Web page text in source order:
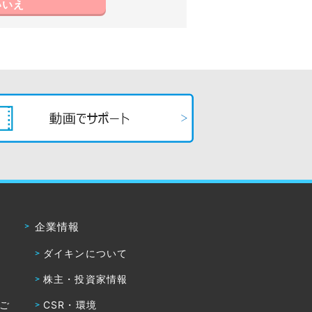
え
企業情報
ダイキンについて
株主・投資家情報
CSR・環境